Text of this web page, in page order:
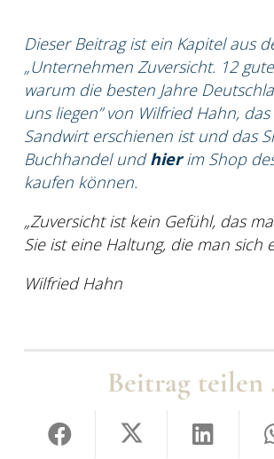
Dieser Beitrag ist ein Kapitel aus
„Unternehmen Zuversicht. 12
warum die besten Jahre
uns liegen” von Wilfried Hahn,
Sandwirt erschienen ist und das
Buchhandel undhierim Shop
kaufen können.
„Zuversicht ist kein Gefühl, das
Sie ist eine Haltung, die man sich
Wilfried Hahn
Beitrag teilen